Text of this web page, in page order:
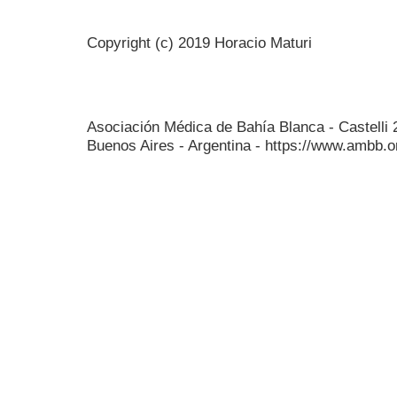
Copyright (c) 2019 Horacio Maturi
Asociación Médica de Bahía Blanca - Castelli
Buenos Aires - Argentina - https://